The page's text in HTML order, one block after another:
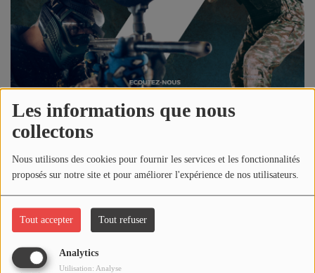
Les informations que nous
collectons
Nous utilisons des cookies pour fournir les services et les fonctionnalités
proposés sur notre site et pour améliorer l'expérience de nos utilisateurs.
Tout accepter Tout refuser
Analytics
Utilisation: Analyse
VOS ÉMISSIONS EN IMAGES
PHOTOS
ANNONCEURS & ESPACE PRO
VOTRE PUBLICITÉ SUR PONTACQ RADIO
ÉDUCATION AUX MÉDIAS ET À
L'INFORMATION
EN QUOI ÇA CONSISTE ?
ÉCOUTEZ LES PRODUCTIONS
Écouter le podcast
Télécharger le podcast
Réécoutez l'émissionPONTACQ SPORTS